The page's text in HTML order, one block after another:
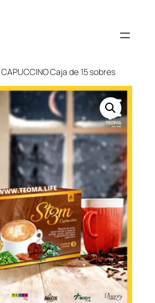
CAPUCCINO Caja de 15 sobres